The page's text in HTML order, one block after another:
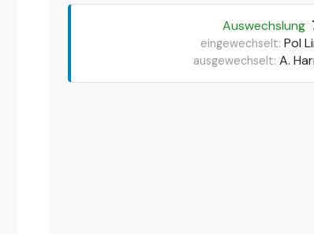
Auswechslung
eingewechselt: Pol
ausgewechselt: A.